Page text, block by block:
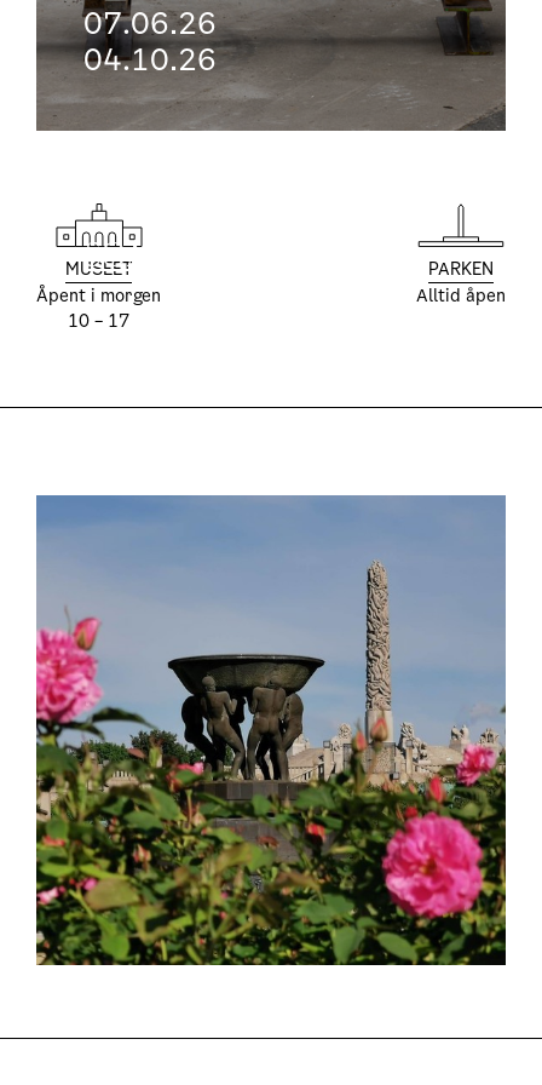
07.06.26
04.10.26
MUSEET
Åpent i morgen
10 – 17
PARKEN
Alltid åpen
SOMMEREN
I